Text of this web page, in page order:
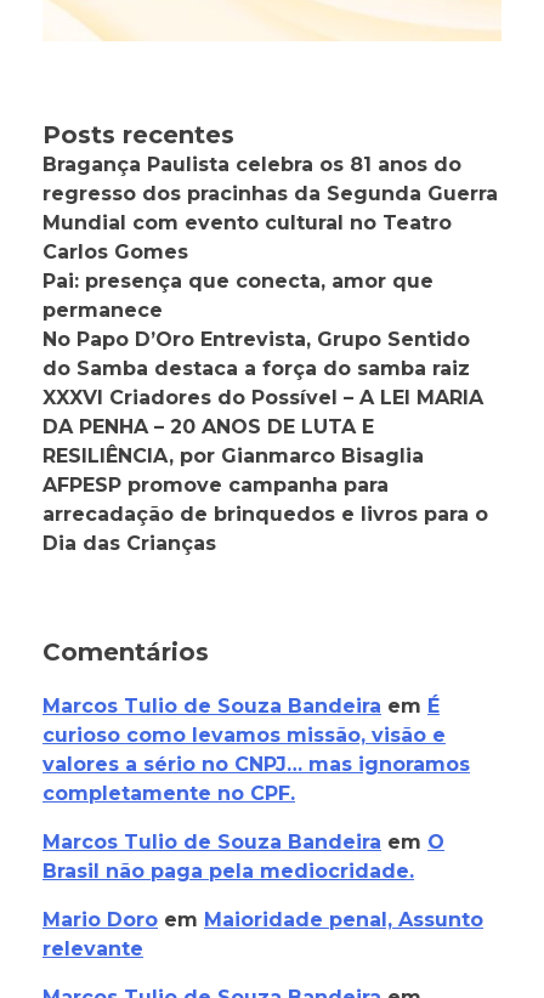
Posts recentes
Bragança Paulista celebra os 81 anos do
regresso dos pracinhas da Segunda Guerra
Mundial com evento cultural no Teatro
Carlos Gomes
Pai: presença que conecta, amor que
permanece
No Papo D’Oro Entrevista, Grupo Sentido
do Samba destaca a força do samba raiz
XXXVI Criadores do Possível – A LEI MARIA
DA PENHA – 20 ANOS DE LUTA E
RESILIÊNCIA, por Gianmarco Bisaglia
AFPESP promove campanha para
arrecadação de brinquedos e livros para o
Dia das Crianças
Comentários
Marcos Tulio de Souza Bandeira em É
curioso como levamos missão, visão e
valores a sério no CNPJ… mas ignoramos
completamente no CPF.
Marcos Tulio de Souza Bandeira em O
Brasil não paga pela mediocridade.
Mario Doro em Maioridade penal, Assunto
relevante